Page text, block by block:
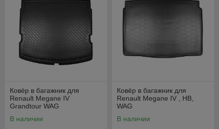
Ковёр в багажник для
Renault Megane IV
Grandtour WAG
В наличии
Ковёр в багажник для
Renault Megane IV , HB,
WAG
В наличии